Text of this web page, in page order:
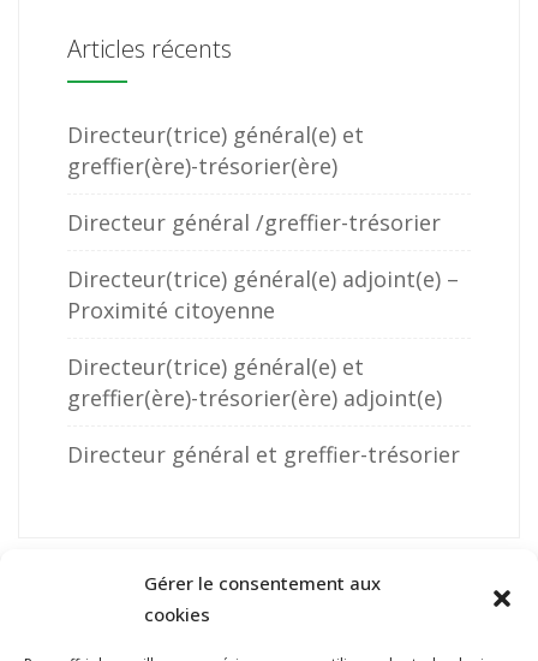
Gérer le consentement aux
cookies
Articles récents
Directeur(trice) général(e) et
greffier(ère)-trésorier(ère)
Directeur général /greffier-trésorier
Directeur(trice) général(e) adjoint(e) –
Proximité citoyenne
Directeur(trice) général(e) et
greffier(ère)-trésorier(ère) adjoint(e)
Directeur général et greffier-trésorier